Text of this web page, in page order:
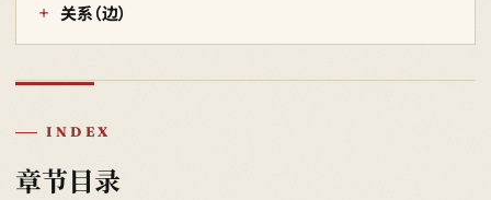
关系（边）
INDEX
章节目录